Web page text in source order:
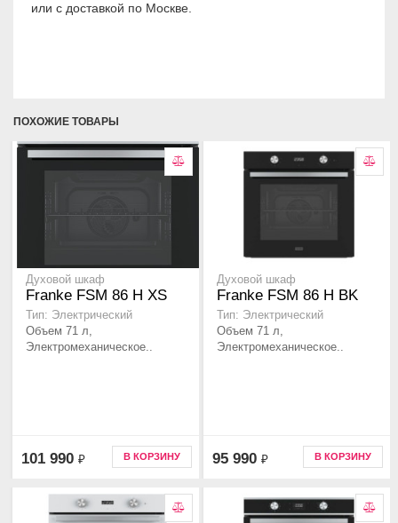
или с доставкой по Москве.
ПОХОЖИЕ ТОВАРЫ
Духовой шкаф
Franke FSM 86 Н XS
Тип: Электрический
Объем 71 л,
Электромеханическое..
101 990 ₽ В КОРЗИНУ
Духовой шкаф
Franke FSM 86 Н BK
Тип: Электрический
Объем 71 л,
Электромеханическое..
95 990 ₽ В КОРЗИНУ